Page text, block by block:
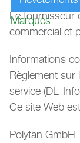
Marques
Le fournisseur
commercial et
Informations
Règlement sur
service (DL-
Ce site Web
Polytan GmbH